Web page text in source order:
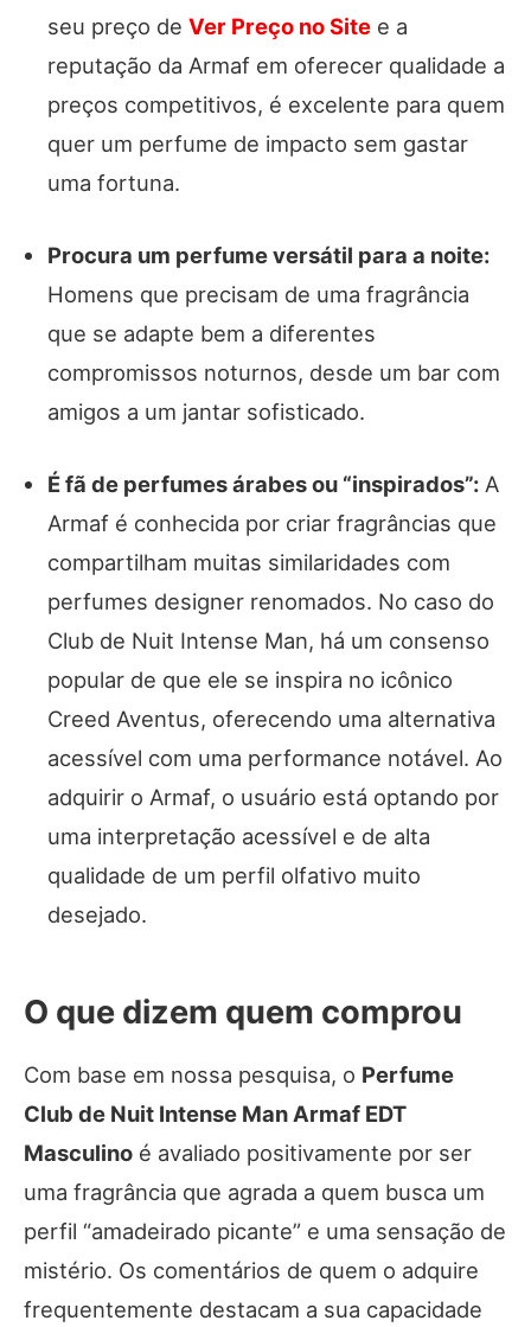
seu preço de Ver Preço no Site e a
reputação da Armaf em oferecer qualidade a
preços competitivos, é excelente para quem
quer um perfume de impacto sem gastar
uma fortuna.
Procura um perfume versátil para a noite:
Homens que precisam de uma fragrância
que se adapte bem a diferentes
compromissos noturnos, desde um bar com
amigos a um jantar sofisticado.
É fã de perfumes árabes ou “inspirados”: A
Armaf é conhecida por criar fragrâncias que
compartilham muitas similaridades com
perfumes designer renomados. No caso do
Club de Nuit Intense Man, há um consenso
popular de que ele se inspira no icônico
Creed Aventus, oferecendo uma alternativa
acessível com uma performance notável. Ao
adquirir o Armaf, o usuário está optando por
uma interpretação acessível e de alta
qualidade de um perfil olfativo muito
desejado.
O que dizem quem comprou
Com base em nossa pesquisa, o Perfume
Club de Nuit Intense Man Armaf EDT
Masculino é avaliado positivamente por ser
uma fragrância que agrada a quem busca um
perfil “amadeirado picante” e uma sensação de
mistério. Os comentários de quem o adquire
frequentemente destacam a sua capacidade